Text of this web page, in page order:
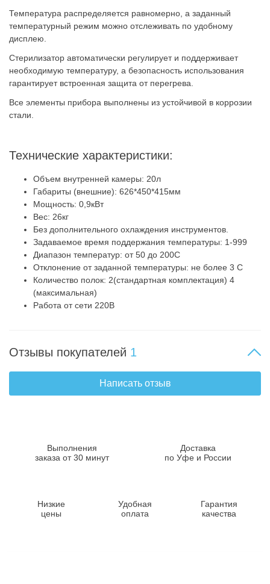
Температура распределяется равномерно, а заданный
температурный режим можно отслеживать по удобному
дисплею.
Стерилизатор автоматически регулирует и поддерживает
необходимую температуру, а безопасность использования
гарантирует встроенная защита от перегрева.
Все элементы прибора выполнены из устойчивой в коррозии
стали.
Технические характеристики:
Объем внутренней камеры: 20л
Габариты (внешние): 626*450*415мм
Мощность: 0,9кВт
Вес: 26кг
Без дополнительного охлаждения инструментов.
Задаваемое время поддержания температуры: 1-999
Диапазон температур: от 50 до 200С
Отклонение от заданной температуры: не более 3 С
Количество полок: 2(стандартная комплектация) 4
(максимальная)
Работа от сети 220В
Отзывы покупателей 1
Написать отзыв
Выполнения
заказа от 30 минут
Доставка
по Уфе и России
Низкие
цены
Удобная
оплата
Гарантия
качества